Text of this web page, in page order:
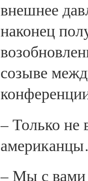
внешнее
наконец
созыве
– Только
– Мы с вами